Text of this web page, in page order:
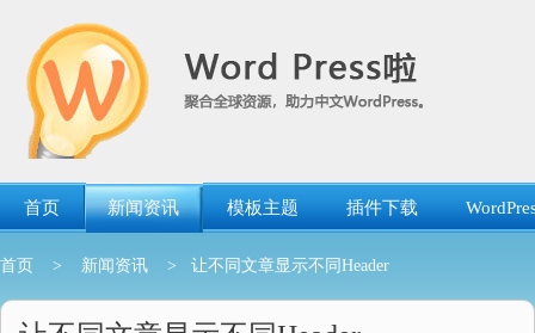
首页 新闻资讯 模板主题 插件下载
首页 > 新闻资讯 > 让不同文章显示不同Header